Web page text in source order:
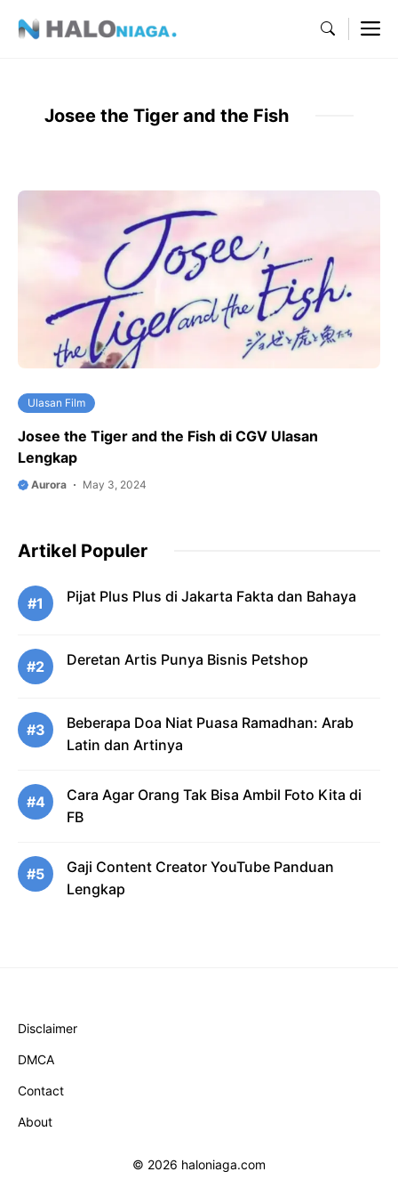
Josee the Tiger and the Fish
Ulasan Film
Josee the Tiger and the Fish di CGV Ulasan
Lengkap
Aurora May 3, 2024
Artikel Populer
#1 Pijat Plus Plus di Jakarta Fakta dan Bahaya
#2 Deretan Artis Punya Bisnis Petshop
#3
Beberapa Doa Niat Puasa Ramadhan: Arab
Latin dan Artinya
#4
Cara Agar Orang Tak Bisa Ambil Foto Kita di
FB
#5
Gaji Content Creator YouTube Panduan
Lengkap
Disclaimer
DMCA
Contact
About
© 2026 haloniaga.com